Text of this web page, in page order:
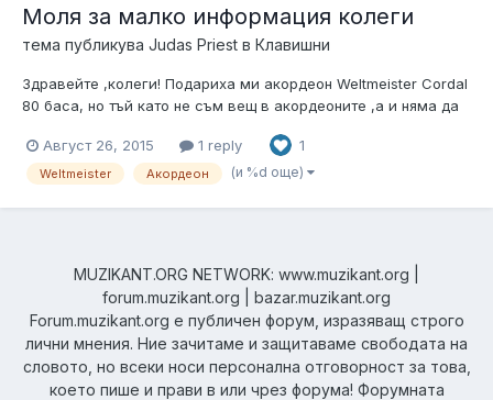
Моля за малко информация колеги
тема публикува Judas Priest в Клавишни
Здравейте ,колеги! Подариха ми акордеон Weltmeister Cordal
80 баса, но тъй като не съм вещ в акордеоните ,а и няма да
могла да бъде прибилзителната му цена. Закупуван е около
1980-та година и е използван 2 пъти най-много ,като нов е.
Август 26, 2015 1 reply 1
Weltmeister Акордеон (и %d още)
MUZIKANT.ORG NETWORK: www.muzikant.org |
forum.muzikant.org | bazar.muzikant.org
Forum.muzikant.org е публичен форум, изразяващ строго
лични мнения. Ние зачитаме и защитаваме свободата на
словото, но всеки носи персонална отговорност за това,
което пише и прави в или чрез форума! Форумната